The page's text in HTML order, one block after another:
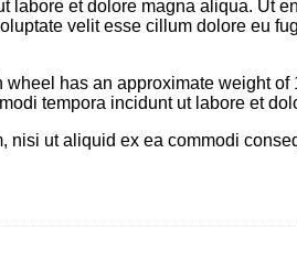
et dolore magna aliqua. Ut
velit esse cillum dolore eu
has an approximate weight
tempora incidunt ut labore et
nisi ut aliquid ex ea commodi